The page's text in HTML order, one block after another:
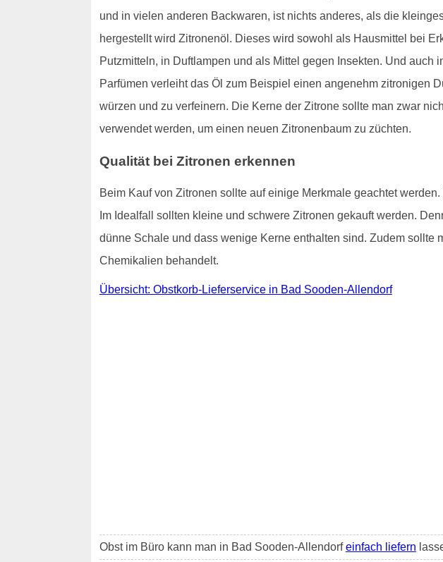
und in vielen anderen Backwaren, ist nichts anderes, als die
hergestellt wird Zitronenöl. Dieses wird sowohl als Hausmittel bei
Putzmitteln, in Duftlampen und als Mittel gegen Insekten. Und
Parfümen verleiht das Öl zum Beispiel einen angenehm zitronigen
würzen und zu verfeinern. Die Kerne der Zitrone sollte man zwar
verwendet werden, um einen neuen Zitronenbaum zu züchten.
Qualität bei Zitronen erkennen
Beim Kauf von Zitronen sollte auf einige Merkmale geachtet
Im Idealfall sollten kleine und schwere Zitronen gekauft werden.
dünne Schale und dass wenige Kerne enthalten sind. Zudem
Chemikalien behandelt.
Übersicht: Obstkorb-Lieferservice in Bad Sooden-Allendorf
Obst im Büro kann man in Bad Sooden-Allendorfeinfach liefern